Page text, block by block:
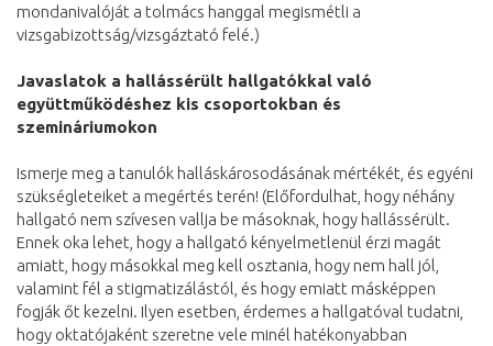
mondanivalóját a tolmács hanggal megismétli a
vizsgabizottság/vizsgáztató felé.)
Javaslatok a hallássérült hallgatókkal való
együttműködéshez kis csoportokban és
szemináriumokon
Ismerje meg a tanulók halláskárosodásának mértékét, és egyéni
szükségleteiket a megértés terén! (Előfordulhat, hogy néhány
hallgató nem szívesen vallja be másoknak, hogy hallássérült.
Ennek oka lehet, hogy a hallgató kényelmetlenül érzi magát
amiatt, hogy másokkal meg kell osztania, hogy nem hall jól,
valamint fél a stigmatizálástól, és hogy emiatt másképpen
fogják őt kezelni. Ilyen esetben, érdemes a hallgatóval tudatni,
hogy oktatójaként szeretne vele minél hatékonyabban